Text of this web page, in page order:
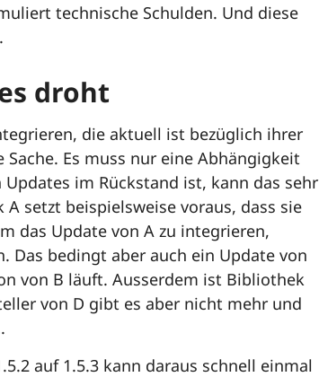
technische Schulden. Und diese
droht
die aktuell ist bezüglich ihrer
Es muss nur eine Abhängigkeit
im Rückstand ist, kann das sehr
setzt beispielsweise voraus, dass sie
das Update von A zu integrieren,
Das bedingt aber auch ein Update von
von B läuft. Ausserdem ist Bibliothek
von D gibt es aber nicht mehr und
auf 1.5.3 kann daraus schnell einmal